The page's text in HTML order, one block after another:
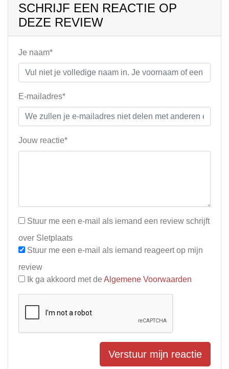
SCHRIJF EEN REACTIE OP
DEZE REVIEW
Je naam*
E-mailadres*
Jouw reactie*
Stuur me een e-mail als iemand een review schrijft
over Sletplaats
Stuur me een e-mail als iemand reageert op mijn
review
Ik ga akkoord met de Algemene Voorwaarden
Verstuur mijn reactie